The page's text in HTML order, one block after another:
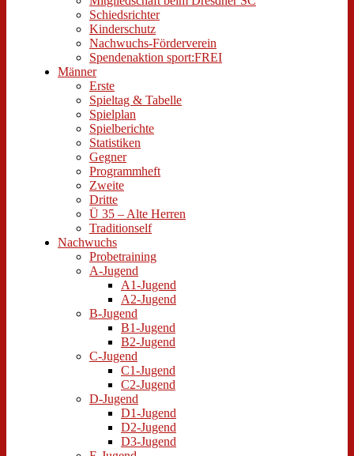
Schiedsrichter
Kinderschutz
Nachwuchs-Förderverein
Spendenaktion sport:FREI
Männer
Erste
Spieltag & Tabelle
Spielplan
Spielberichte
Statistiken
Gegner
Programmheft
Zweite
Dritte
Ü 35 – Alte Herren
Traditionself
Nachwuchs
Probetraining
A-Jugend
A1-Jugend
A2-Jugend
B-Jugend
B1-Jugend
B2-Jugend
C-Jugend
C1-Jugend
C2-Jugend
D-Jugend
D1-Jugend
D2-Jugend
D3-Jugend